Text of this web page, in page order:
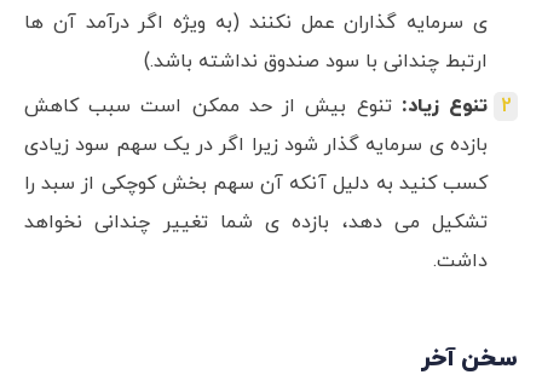
ی سرمایه گذاران عمل نکنند (به ویژه اگر درآمد آن ها
ارتبط چندانی با سود صندوق نداشته باشد.)
تنوع زیاد: تنوع بیش از حد ممکن است سبب کاهش
بازده ی سرمایه گذار شود زیرا اگر در یک سهم سود زیادی
کسب کنید به دلیل آنکه آن سهم بخش کوچکی از سبد را
تشکیل می دهد، بازده ی شما تغییر چندانی نخواهد
داشت.
سخن آخر